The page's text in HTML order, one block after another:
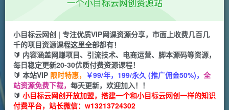
快递信息差，可薅运费险，一件代发，每天俩小时
轻松300+。零门槛、零投入【揭秘】
一个小目标云网创
2年前发布
关注 私信
1608 41
付费阅读
一个小目标云网创资源站
小目标云网创 | 专注优质VIP网课资源分享，市面上收费几百几
千的项目资源课程这里全部都有！
🔰 内容涵盖网赚项目、引流技术、电商运营、脚本源码等资源，
每日稳定更新20-30优质付费资源课程！
🔰 本站VIP 限时特惠， ￥99/年，199/永久 (推广佣金50%)， 全
站资源免费下载， 每天更新，欢迎加入！！
🔰 小目标云网创开放加盟，搭建一个和小目标云网创一样的知识
付费平台，站长微信：w13213724302